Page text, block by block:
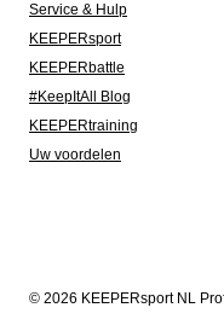
Service & Hulp
KEEPERsport
KEEPERbattle
#KeepItAll Blog
KEEPERtraining
Uw voordelen
© 2026 KEEPERsport NL